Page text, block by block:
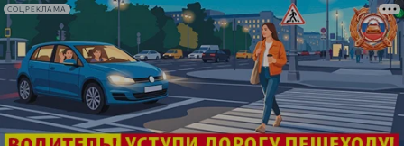
СОЦРЕКЛАМА